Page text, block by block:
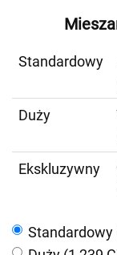
Standardowy
Duży
Ekskluzywny
Standardowy